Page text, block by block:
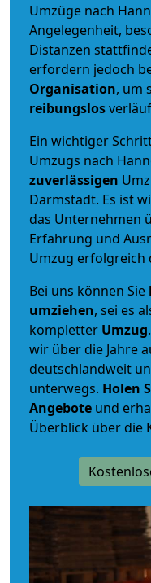
Umzüge nach
Angelegenheit,
Distanzen
erfordern jedoch
Organisation, um
reibungslos
Ein wichtiger
Umzugs nach
zuverlässigen
Darmstadt. Es ist
das Unternehmen
Erfahrung und
Umzug erfolgreich
Bei uns können Sie
umziehen, sei es
kompletter Umzug
wir über die Jahre
deutschlandweit
unterwegs. Holen
Angebote und
Überblick über die